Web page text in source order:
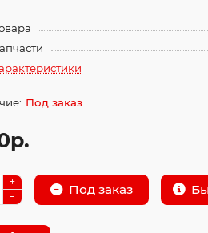
Под заказ
Под заказ